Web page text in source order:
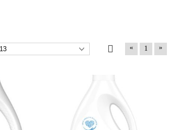
« 1 »